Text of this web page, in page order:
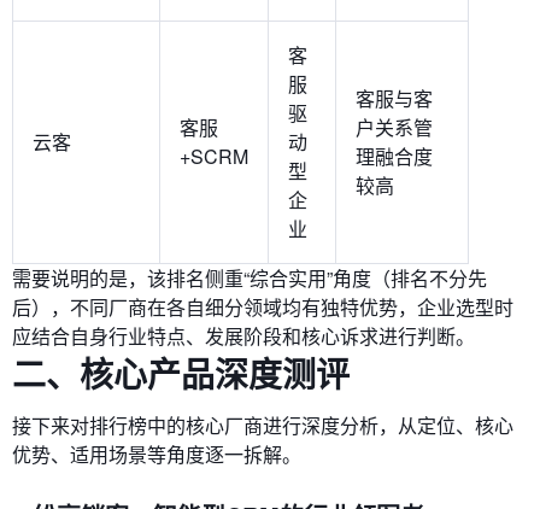
云客
客服
+SCRM
客
服
驱
动
型
企
业
客服与客
户关系管
理融合度
较高
需要说明的是，该排名侧重“综合实用”角度（排名不分先
后），不同厂商在各自细分领域均有独特优势，企业选型时
应结合自身行业特点、发展阶段和核心诉求进行判断。
二、核心产品深度测评
接下来对排行榜中的核心厂商进行深度分析，从定位、核心
优势、适用场景等角度逐一拆解。